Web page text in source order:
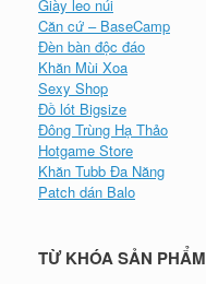
Giày leo núi
Căn cứ – BaseCamp
Đèn bàn độc đáo
Khăn Mùi Xoa
Sexy Shop
Đồ lót Bigsize
Đông Trùng Hạ Thảo
Hotgame Store
Khăn Tubb Đa Năng
Patch dán Balo
TỪ KHÓA SẢN PHẨM